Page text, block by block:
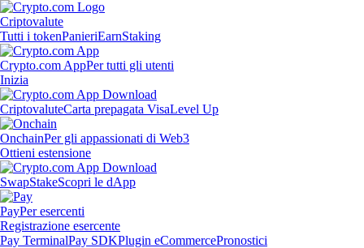
Criptovalute
Tutti i tokenPanieriEarnStaking
Crypto.com AppPer tutti gli utenti
Inizia
CriptovaluteCarta prepagata VisaLevel Up
OnchainPer gli appassionati di Web3
Ottieni estensione
SwapStakeScopri le dApp
PayPer esercenti
Registrazione esercente
Pay TerminalPay SDKPlugin eCommercePronostici